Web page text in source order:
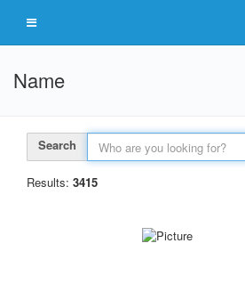
Name
Search
Results: 3415